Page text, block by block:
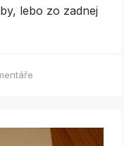
lebo zo zadnej